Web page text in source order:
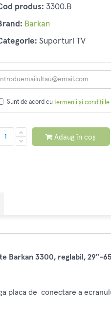
produs: 3300.B
Barkan
Suporturi TV
Sunt de acord cu termenii și condițiile
Adaug în coș
Barkan 3300, reglabil, 29"-
de conectare a